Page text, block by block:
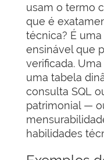
usam o termo
que é
técnica? É
ensinável que
verificada.
uma tabela
consulta SQL
patrimonial —
habilidades